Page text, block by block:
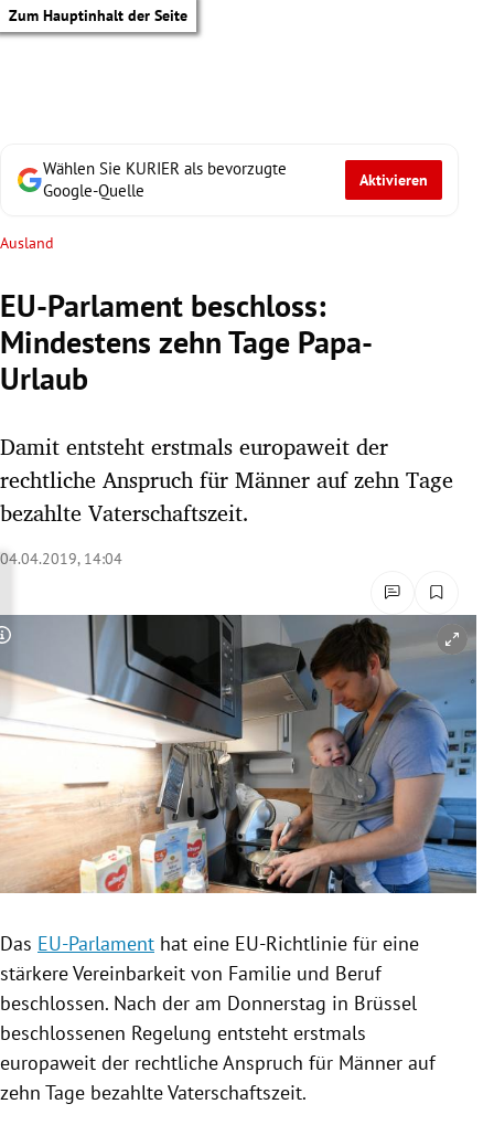
Zum Hauptinhalt der Seite
Untermenü
Untermenü
Untermenü
Untermenü
Untermenü
Untermenü
Untermenü
Untermenü
Untermenü
Wählen Sie KURIER als bevorzugte
Google-Quelle
Aktivieren
Ausland
EU-Parlament beschloss:
Mindestens zehn Tage Papa-
Urlaub
Damit entsteht erstmals europaweit der
rechtliche Anspruch für Männer auf zehn Tage
bezahlte Vaterschaftszeit.
04.04.2019, 14:04
Copyright-Hinweis öffnen/schließen
Das EU-Parlament hat eine EU-Richtlinie für eine
stärkereVereinbarkeit von Familie und Beruf
beschlossen. Nach der am Donnerstag in Brüssel
beschlossenen Regelung entsteht erstmals
europaweit der rechtliche Anspruch für Männer auf
zehn Tage bezahlteVaterschaftszeit.